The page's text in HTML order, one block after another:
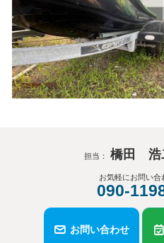
担当： 橋田 浩
お気軽にお問い合
090-
お問い合わせ